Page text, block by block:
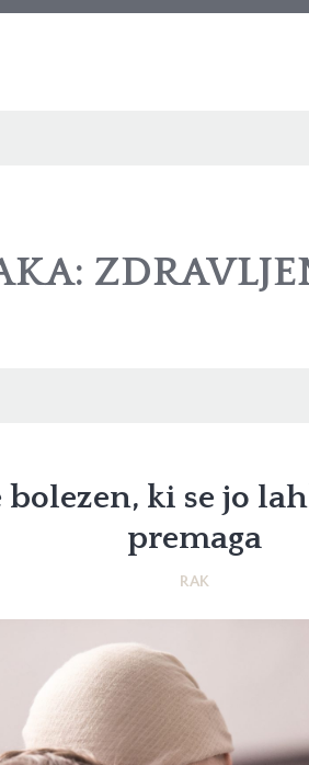
bolezen, ki se jo
premaga
RAK